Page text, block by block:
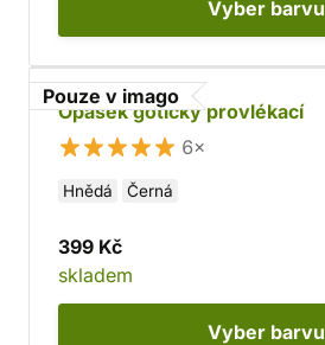
Vyber barvu
Pouze v imago
Opasek gotický provlékací
6×
Hnědá Černá
399 Kč
skladem
Vyber barvu